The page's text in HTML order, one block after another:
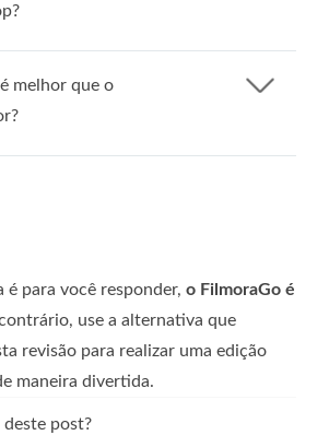
melhor que o
é para você responder, o FilmoraGo é
use a alternativa que
revisão para realizar uma edição
maneira divertida.
post?